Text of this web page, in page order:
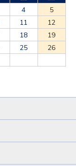
4
5
11
12
18
19
25
26